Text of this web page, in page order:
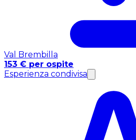
Val Brembilla
153 € per ospite
Esperienza condivisa